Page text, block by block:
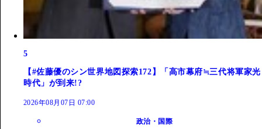
5
【#佐藤優のシン世界地図探索172】「高市幕府≒三代将軍家光
時代」が到来!?
2026年08月07日 07:00
政治・国際